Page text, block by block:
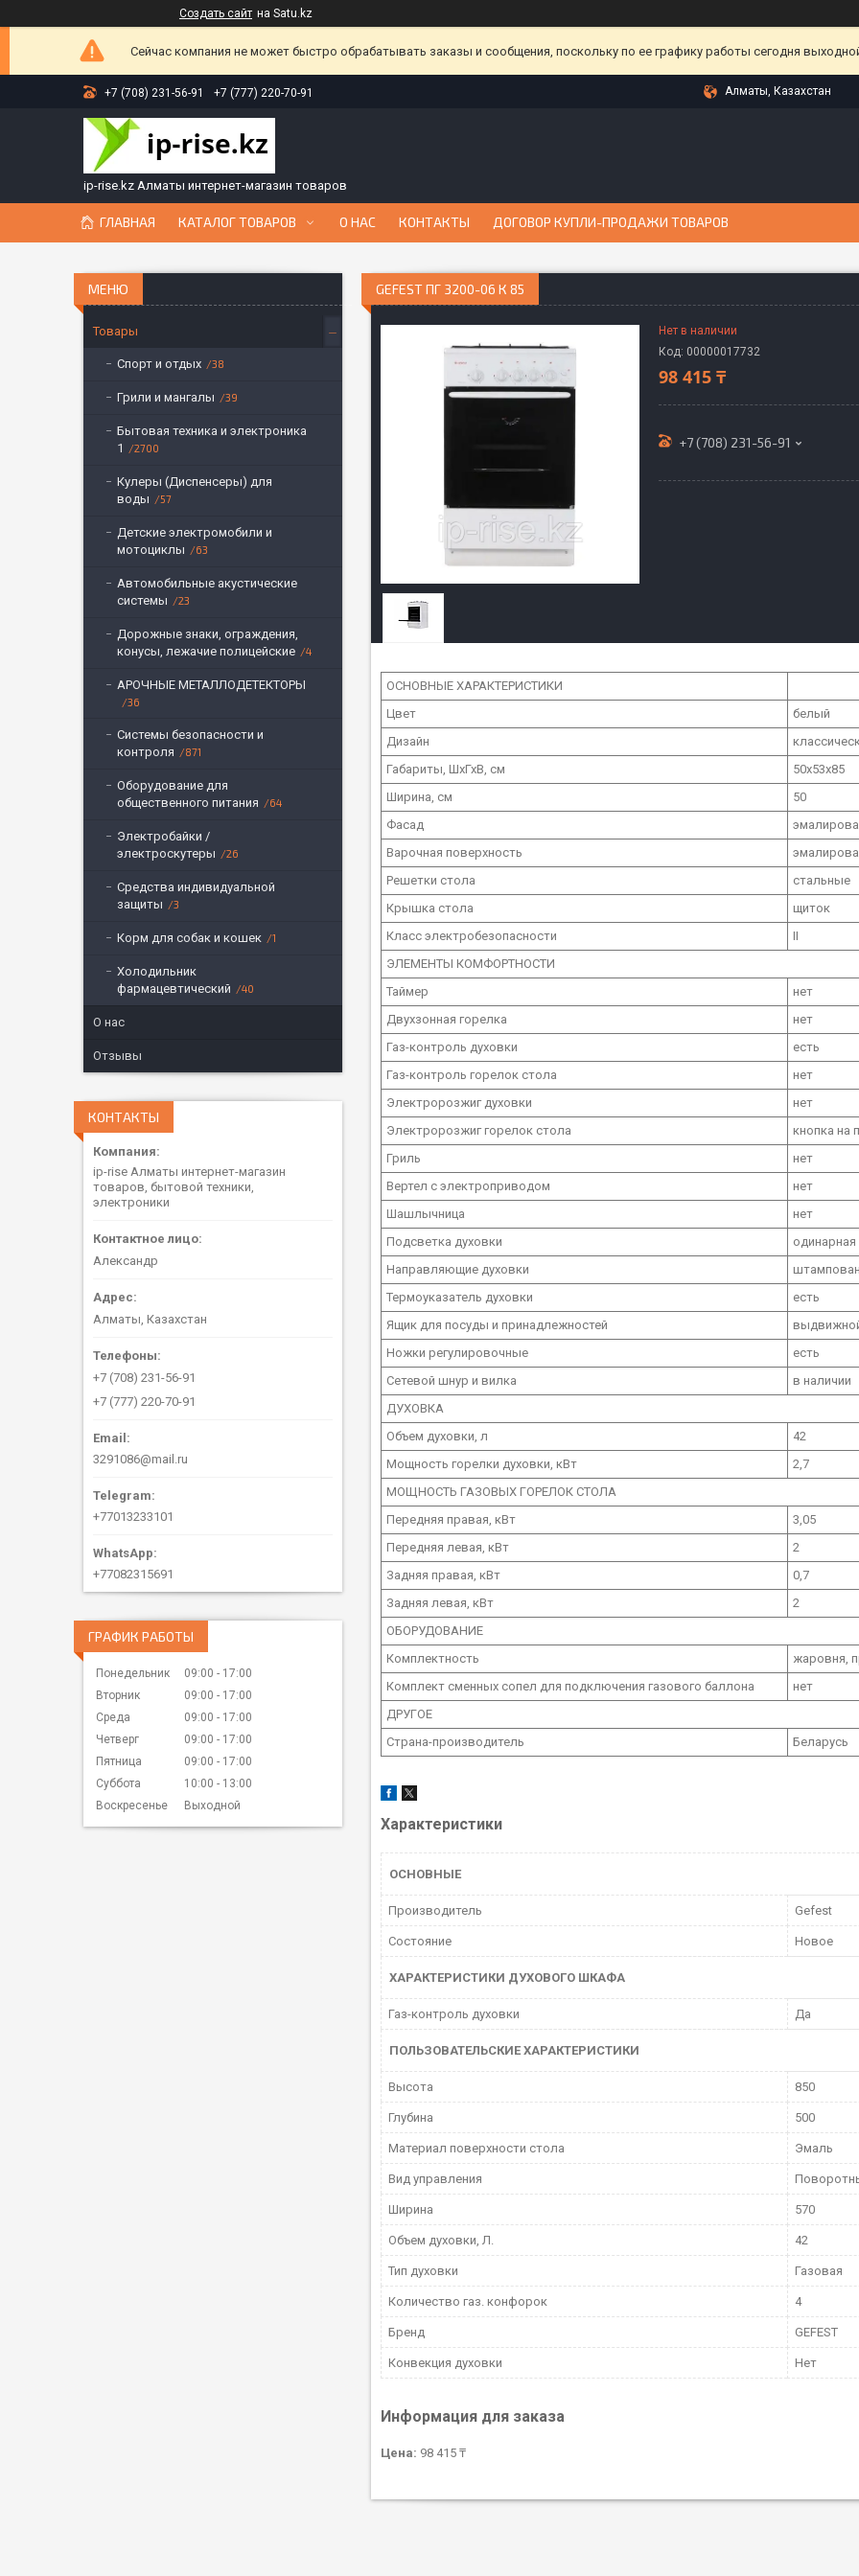
Создать сайт на Satu.kz
Сейчас компания не может быстро обрабатывать заказы и сообщения, поскольку по ее графику работы сегодня
+7 (708) 231-56-91 +7 (777) 220-70-91 Алматы, Казахстан
ip-rise.kz Алматы интернет-магазин товаров
ГЛАВНАЯ КАТАЛОГ ТОВАРОВ О НАС КОНТАКТЫ ДОГОВОР КУПЛИ-ПРОДАЖИ ТОВАРОВ
GEFEST ПГ 3200-06 К 85
Нет в наличии
Код: 00000017732
98 415 ₸
+7 (708) 231-56-91
ОСНОВНЫЕ ХАРАКТЕРИСТИКИ
Цвет
белый
Дизайн
Габариты, ШхГхВ, см
50x53x85
Ширина, см
50
Фасад
Варочная поверхность
Решетки стола
стальные
Крышка стола
щиток
Класс электробезопасности
II
ЭЛЕМЕНТЫ КОМФОРТНОСТИ
Таймер
нет
Двухзонная горелка
нет
Газ-контроль духовки
есть
Газ-контроль горелок стола
нет
Электророзжиг духовки
нет
Электророзжиг горелок стола
кнопка на
Гриль
нет
Вертел с электроприводом
нет
Шашлычница
нет
Подсветка духовки
одинарная
Направляющие духовки
Термоуказатель духовки
есть
Ящик для посуды и принадлежностей
Ножки регулировочные
есть
Сетевой шнур и вилка
в наличии
ДУХОВКА
Объем духовки, л
42
Мощность горелки духовки, кВт
2,7
МОЩНОСТЬ ГАЗОВЫХ ГОРЕЛОК СТОЛА
Передняя правая, кВт
3,05
Передняя левая, кВт
2
Задняя правая, кВт
0,7
Задняя левая, кВт
2
ОБОРУДОВАНИЕ
Комплектность
жаровня,
Комплект сменных сопел для подключения газового баллона
нет
ДРУГОЕ
Страна-производитель
Беларусь
Характеристики
ОСНОВНЫЕ
Производитель Gefest
Состояние Новое
ХАРАКТЕРИСТИКИ ДУХОВОГО ШКАФА
Газ-контроль духовки Да
ПОЛЬЗОВАТЕЛЬСКИЕ ХАРАКТЕРИСТИКИ
Высота 850
Глубина 500
Материал поверхности стола Эмаль
Вид управления
Ширина 570
Объем духовки, Л. 42
Тип духовки Газовая
Количество газ. конфорок 4
Бренд GEFEST
Конвекция духовки Нет
Информация для заказа
Цена: 98 415 ₸
Товары
Спорт и отдых 38
Грили и мангалы 39
Бытовая техника и электроника
1
2700
Кулеры (Диспенсеры) для
воды
57
Детские электромобили и
мотоциклы
63
Автомобильные акустические
системы
23
Дорожные знаки, ограждения,
конусы, лежачие полицейские
4
АРОЧНЫЕ МЕТАЛЛОДЕТЕКТОРЫ
36
Системы безопасности и
контроля
871
Оборудование для
общественного питания
64
Электробайки /
электроскутеры
26
Средства индивидуальной
защиты
3
Корм для собак и кошек 1
Холодильник
фармацевтический
40
О нас
Отзывы
КОНТАКТЫ
ip-rise Алматы интернет-магазин
товаров, бытовой техники,
электроники
Александр
Алматы, Казахстан
+7 (708) 231-56-91
+7 (777) 220-70-91
3291086@mail.ru
+77013233101
+77082315691
ГРАФИК РАБОТЫ
Понедельник 09:00
17:00
Вторник
09:00
17:00
Среда
09:00
17:00
Четверг
09:00
17:00
Пятница
09:00
17:00
Суббота
10:00
13:00
Воскресенье
Выходной